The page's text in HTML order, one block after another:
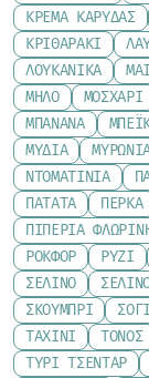
ΚΡΈΜΑ ΚΑΡΎΔΑΣ
ΚΡΙΘΑΡΆΚΙ
ΛΟΥΚΆΝΙΚΑ
ΜΉΛΟ
ΜΟΣΧΆΡΙ
ΜΠΑΝΆΝΑ
ΜΎΔΙΑ
ΝΤΟΜΑΤΊΝΙΑ
ΠΑΤΆΤΑ
ΠΈΡΚΑ
ΠΙΠΕΡΙΆ
ΡΟΚΦΌΡ
ΡΎΖΙ
ΣΈΛΙΝΟ
ΣΚΟΥΜΠΡΊ
ΤΑΧΊΝΙ
ΤΌΝΟΣ
ΤΥΡΊ ΤΣΈΝΤΑΡ